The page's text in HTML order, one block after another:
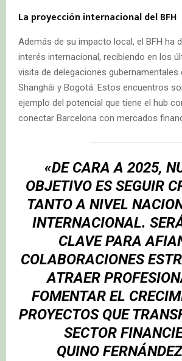
La proyección internacional del BFH
Además de su impacto local, el BFH ha
interés internacional, recibiendo en los
visita de delegaciones gubernamentales
Shanghái y Bogotá. Estos encuentros
ejemplo del potencial que tiene el hub
conectar Barcelona con mercados
«DE CARA A 2025,
OBJETIVO ES SEGUIR
TANTO A NIVEL
INTERNACIONAL.
CLAVE PARA
COLABORACIONES
ATRAER
FOMENTAR EL
PROYECTOS QUE
SECTOR
QUINO